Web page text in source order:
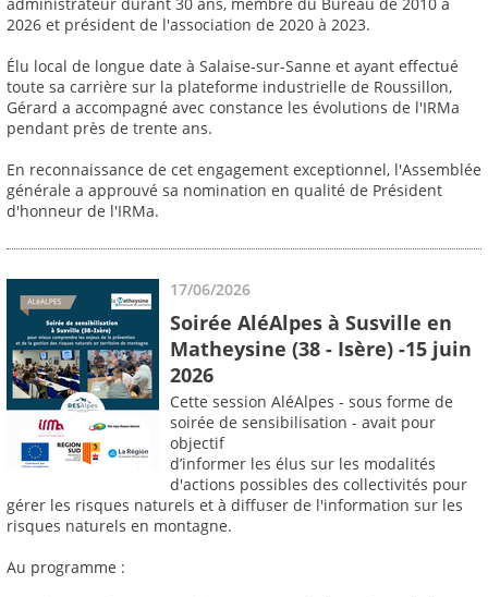
2026 et président de l'association de 2020 à 2023.
Élu local de longue date à Salaise-sur-Sanne et ayant effectué
toute sa carrière sur la plateforme industrielle de Roussillon,
Gérard a accompagné avec constance les évolutions de l'IRMa
pendant près de trente ans.
En reconnaissance de cet engagement exceptionnel, l'Assemblée
générale a approuvé sa nomination en qualité de Président
d'honneur de l'IRMa.
17/06/2026
Soirée AléAlpes à Susville en
Matheysine (38 - Isère) -15 juin
2026
Cette session AléAlpes - sous forme de
soirée de sensibilisation - avait pour
objectif
d’informer les élus sur les modalités
d'actions possibles des collectivités pour
gérer les risques naturels et à diffuser de l'information sur les
risques naturels en montagne.
Au programme :